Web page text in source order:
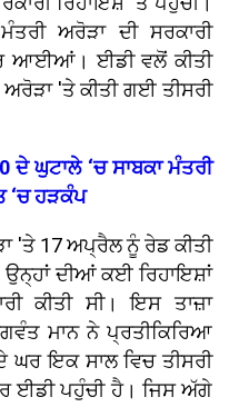
ਅਰੋੜਾ ਦੀ ਸਰਕਾਰੀ
ਆਈਆਂ। ਈਡੀ ਵਲੋਂ ਕੀਤੀ
'ਤੇ ਕੀਤੀ ਗਈ ਤੀਸਰੀ
ਦੇ ਘੁਟਾਲੇ ‘ਚ ਸਾਬਕਾ ਮੰਤਰੀ
‘ਚ ਹੜਕੰਪ
'ਤੇ 17 ਅਪ੍ਰੈਲ ਨੂੰ ਰੇਡ ਕੀਤੀ
ਦੀਆਂ ਕਈ ਰਿਹਾਇਸ਼ਾਂ
ਕੀਤੀ ਸੀ। ਇਸ ਤਾਜ਼ਾ
ਮਾਨ ਨੇ ਪ੍ਰਤੀਕਿਰਿਆ
ਘਰ ਇਕ ਸਾਲ ਵਿਚ ਤੀਸਰੀ
ਈਡੀ ਪਹੁੰਚੀ ਹੈ। ਜਿਸ ਅੱਗੇ